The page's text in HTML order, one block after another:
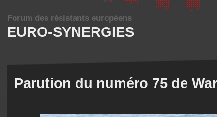
EURO-SYNERGIES
Forum des résistants européens
Parution du numéro 75 de